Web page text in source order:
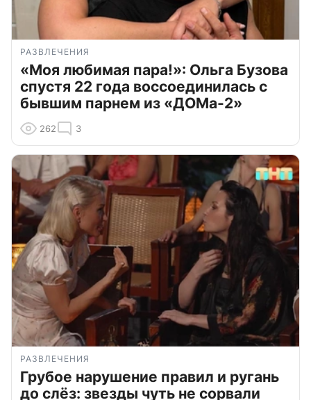
РАЗВЛЕЧЕНИЯ
«Моя любимая пара!»: Ольга Бузова
спустя 22 года воссоединилась с
бывшим парнем из «ДОМа-2»
262 3
РАЗВЛЕЧЕНИЯ
Грубое нарушение правил и ругань
до слёз: звезды чуть не сорвали